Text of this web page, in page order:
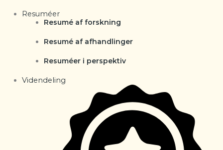
Resuméer
Resumé af forskning
Resumé af afhandlinger
Resuméer i perspektiv
Videndeling